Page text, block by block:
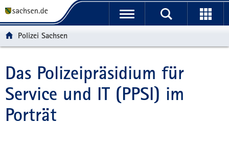
t
ü
b
e
r
t
n
a
v
i
p
n
h
a
l
t
-
B
e
r
Polizei Sachsen
Hauptinhalt
Das Polizeipräsidium für
Service und IT (PPSI) im
Porträt